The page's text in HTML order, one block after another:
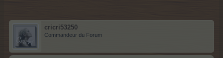
cricri53250
Commandeur du Forum